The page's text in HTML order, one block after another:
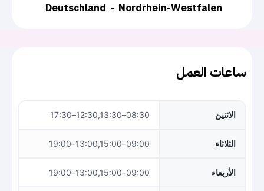
Deutschland
Nordrhein-Westfalen
ساعات العمل
الاثنين 08:30–12:30,13:30–17:30
الثلاثاء 09:00–13:00,15:00–19:00
الأربعاء 09:00–13:00,15:00–19:00